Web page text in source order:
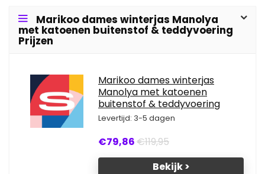
Marikoo dames winterjas Manolya
met katoenen buitenstof & teddyvoering
Prijzen
Marikoo dames winterjas
Manolya met katoenen
buitenstof & teddyvoering
Levertijd: 3-5 dagen
€79,86€119,95
Bekijk >